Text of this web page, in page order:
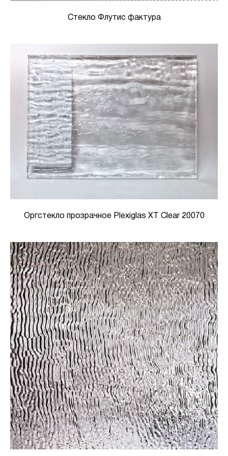
Стекло Флутис фактура
Оргстекло прозрачное Plexiglas XT Clear 20070